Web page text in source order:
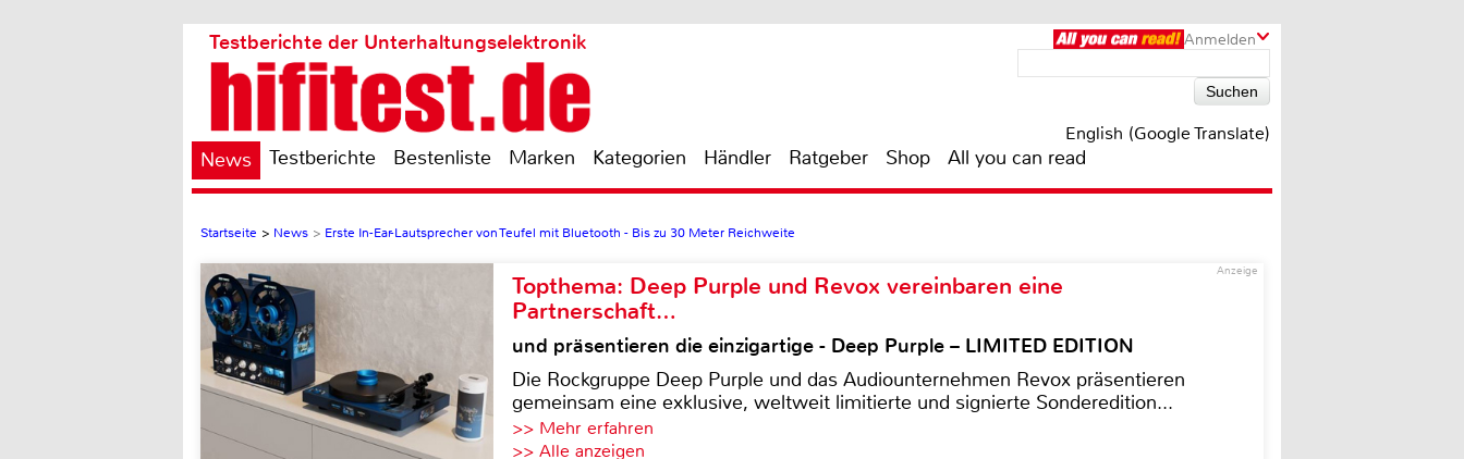
Anmelden
Testberichte der Unterhaltungselektronik
English (Google Translate)
News Testberichte Bestenliste Marken Kategorien Händler Ratgeber Shop All you can read
Startseite > News > Erste In-Ear-Lautsprecher von Teufel mit Bluetooth - Bis zu 30 Meter Reichweite
Anzeige
Topthema: Deep Purple und Revox vereinbaren eine
Partnerschaft…
und präsentieren die einzigartige - Deep Purple – LIMITED EDITION
Die Rockgruppe Deep Purple und das Audiounternehmen Revox präsentieren
gemeinsam eine exklusive, weltweit limitierte und signierte Sonderedition...
>> Mehr erfahren
>> Alle anzeigen